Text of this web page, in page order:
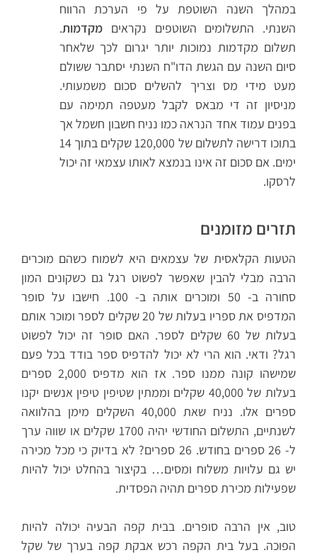
במהלך השנה השוטפת על פי הערכת הרווח
השנתי. התשלומים השוטפים נקראיםמקדמות.
תשלום מקדמות נמוכות יותר יגרום לכך שלאחר
סיום השנה עם הגשת הדו"ח השנתי יסתבר ששולם
מעט מידי מס וצריך להשלים סכום משמעותי.
מניסיון זה די מבאס לקבל מעטפה תמימה עם
בפנים עמוד אחד הנראה כמו נניח חשבון חשמל אך
בתוכו דרישה לתשלום של 120,000 שקלים בתוך 14
ימים. אם סכום זה אינו בנמצא לאותו עצמאי זה יכול
לרסקו.
תזרים מזומנים
הטעות הקלאסית של עצמאים היא לשמוח כשהם מוכרים
הרבה מבלי להבין שאפשר לפשוט רגל גם כשקונים המון
סחורה ב- 50 ומוכרים אותה ב- 100. חישבו על סופר
המדפיס את ספריו בעלות של 20 שקלים לספר ומוכר אותם
בעלות של 60 שקלים לספר. האם סופר זה יכול לפשוט
רגל? ודאי. הוא הרי לא יכול להדפיס ספר בודד בכל פעם
שמישהו קונה ממנו ספר. אז הוא מדפיס 2,000 ספרים
בעלות של 40,000 שקלים וממתין שטיפין טיפין אנשים יקנו
ספרים אלו. נניח שאת 40,000 השקלים מימן בהלוואה
לשנתיים, התשלום החודשי יהיה 1700 שקלים או שווה ערך
ל- 26 ספרים בחודש. 26 ספרים? לא בדיוק כי מכל מכירה
יש גם עלויות משלוח ומסים… בקיצור בהחלט יכול להיות
שפעילות מכירת ספרים תהיה הפסדית.
טוב, אין הרבה סופרים. בבית קפה הבעיה יכולה להיות
הפוכה. בעל בית הקפה רכש אבקת קפה בערך של שקל